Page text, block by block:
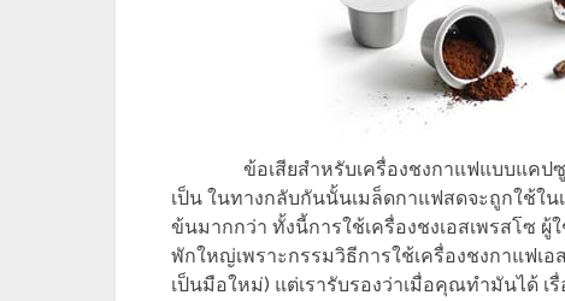
ข้อเสียสำหรับเครื่องชงกาแฟแบบแคป
เป็น ในทางกลับกันนั้นเมล็ดกาแฟสดจะถูกใช้ใ
ข้นมากกว่า ทั้งนี้การใช้เครื่องชงเอสเพรสโซ ผู้
พักใหญ่เพราะกรรมวิธีการใช้เครื่องชงกาแฟ
เป็นมือใหม่) แต่เรารับรองว่าเมื่อคุณทำมันได้ เ